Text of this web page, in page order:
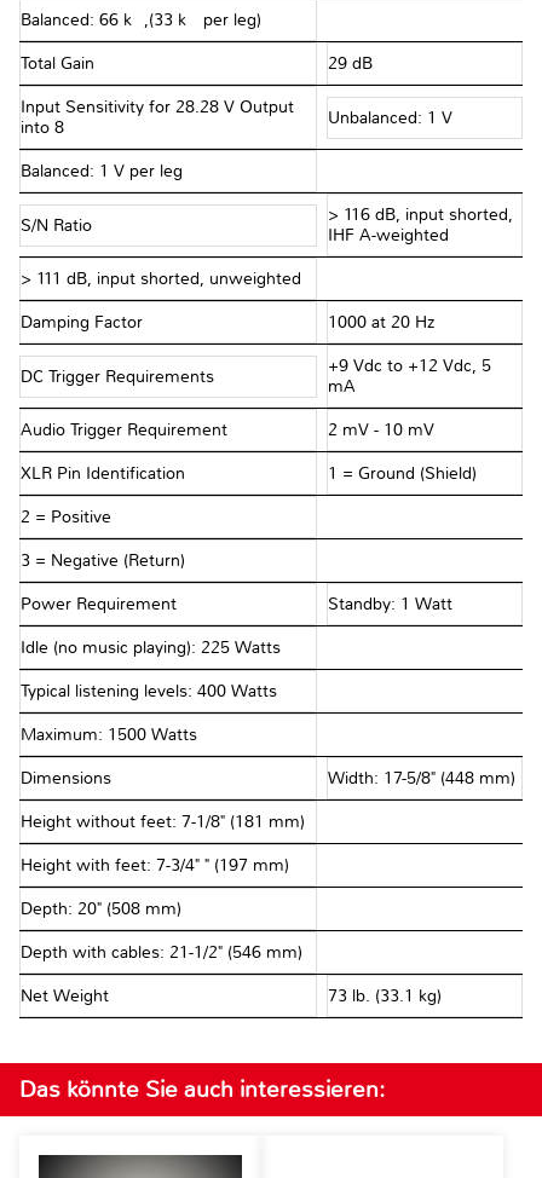
Balanced: 66 kΩ,(33 kΩ per leg)
Total Gain 29 dB
Input Sensitivity for 28.28 V Output
into 8 Ω
Unbalanced: 1 V
Balanced: 1 V per leg
S/N Ratio
> 116 dB, input shorted,
IHF A-weighted
> 111 dB, input shorted, unweighted
Damping Factor 1000 at 20 Hz
DC Trigger Requirements
+9 Vdc to +12 Vdc, 5
mA
Audio Trigger Requirement 2 mV - 10 mV
XLR Pin Identification 1 = Ground (Shield)
2 = Positive
3 = Negative (Return)
Power Requirement Standby: 1 Watt
Idle (no music playing): 225 Watts
Typical listening levels: 400 Watts
Maximum: 1500 Watts
Dimensions Width: 17-5⁄8" (448 mm)
Height without feet: 7-1⁄8" (181 mm)
Height with feet: 7-3/4" " (197 mm)
Depth: 20" (508 mm)
Depth with cables: 21-1⁄2" (546 mm)
Net Weight 73 lb. (33.1 kg)
Das könnte Sie auch interessieren: